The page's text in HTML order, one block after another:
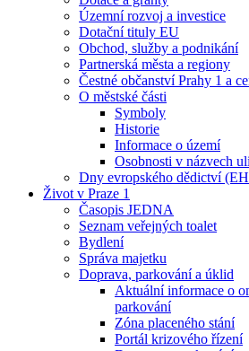
Územní rozvoj a investice
Dotační tituly EU
Obchod, služby a podnikání
Partnerská města a regiony
Čestné občanství Prahy 1 a
O městské části
Symboly
Historie
Informace o území
Osobnosti v názvech
Dny evropského dědictví
Život v Praze 1
Časopis JEDNA
Seznam veřejných toalet
Bydlení
Správa majetku
Doprava, parkování a úklid
Aktuální informace o
parkování
Zóna placeného stání
Portál krizového řízení